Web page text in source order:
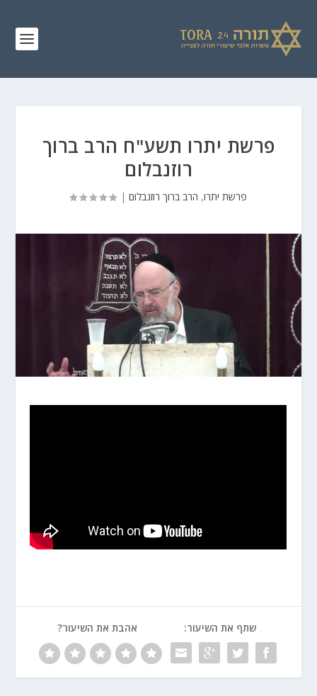
פרשת יתרו תשע"ח הרב ברוך
רוזנבלום
פרשת יתרו, הרב ברוך רוזנבלום |
שתף את השיעור: אהבת את השיעור?